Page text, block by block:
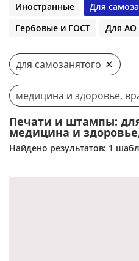
Иностранные
Для
Гербовые и ГОСТ
Для АО
для самозанятого
медицина и здоровье,
Печати и штампы:
медицина и
Найдено результатов: 1